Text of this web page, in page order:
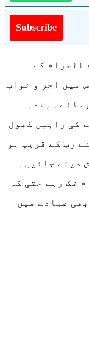
Subscribe
الحرام کے
میں اجر و ثواب
بندہ
کی راہیں کھول
رب کے قریب ہو
دیئے جائیں۔
تک رہے حتی کہ
عبادت میں